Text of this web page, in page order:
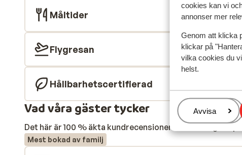
cookies kan vi
annonser mer
Genom att klicka
klickar på
vilka cookies du
helst.
Hantera
Avvisa
Måltider
Flygresan
Hållbarhetscertifierad
Vad våra gäster tycker
Det här är 100 % äkta kundrecensioner som verkligen
Mest bokad av familj